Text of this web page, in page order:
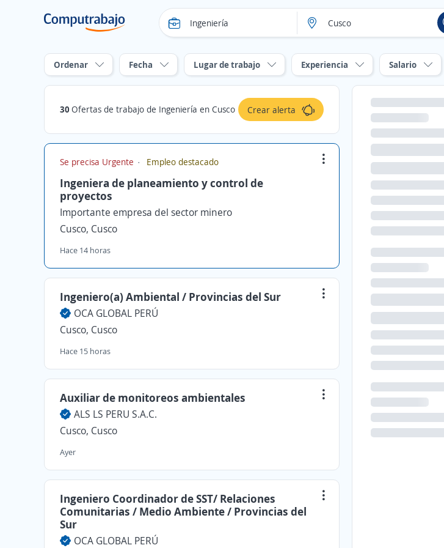
Ordenar Fecha Lugar de trabajo Experiencia Salario
30 Ofertas de trabajo de Ingeniería en Cusco Crear alerta
Se precisa Urgente Empleo destacado
Ingeniera de planeamiento y control de
proyectos
Importante empresa del sector minero
Cusco, Cusco
Hace 14 horas
Ingeniero(a) Ambiental / Provincias del Sur
OCA GLOBAL PERÚ
Cusco, Cusco
Hace 15 horas
Auxiliar de monitoreos ambientales
ALS LS PERU S.A.C.
Cusco, Cusco
Ayer
Ingeniero Coordinador de SST/ Relaciones
Comunitarias / Medio Ambiente / Provincias del
Sur
OCA GLOBAL PERÚ